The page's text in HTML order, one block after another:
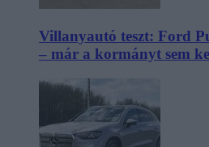
Villanyautó teszt: Ford
– már a kormányt sem